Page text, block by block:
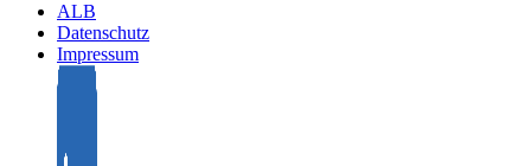
ALB
Datenschutz
Impressum